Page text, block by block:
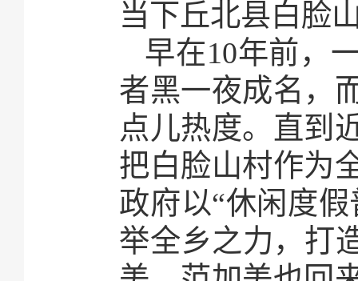
当下丘北县白脸
早在10年前，
者黑一夜成名，
点儿热度。直到
把白脸山村作为
政府以“休闲度
举全乡之力，打